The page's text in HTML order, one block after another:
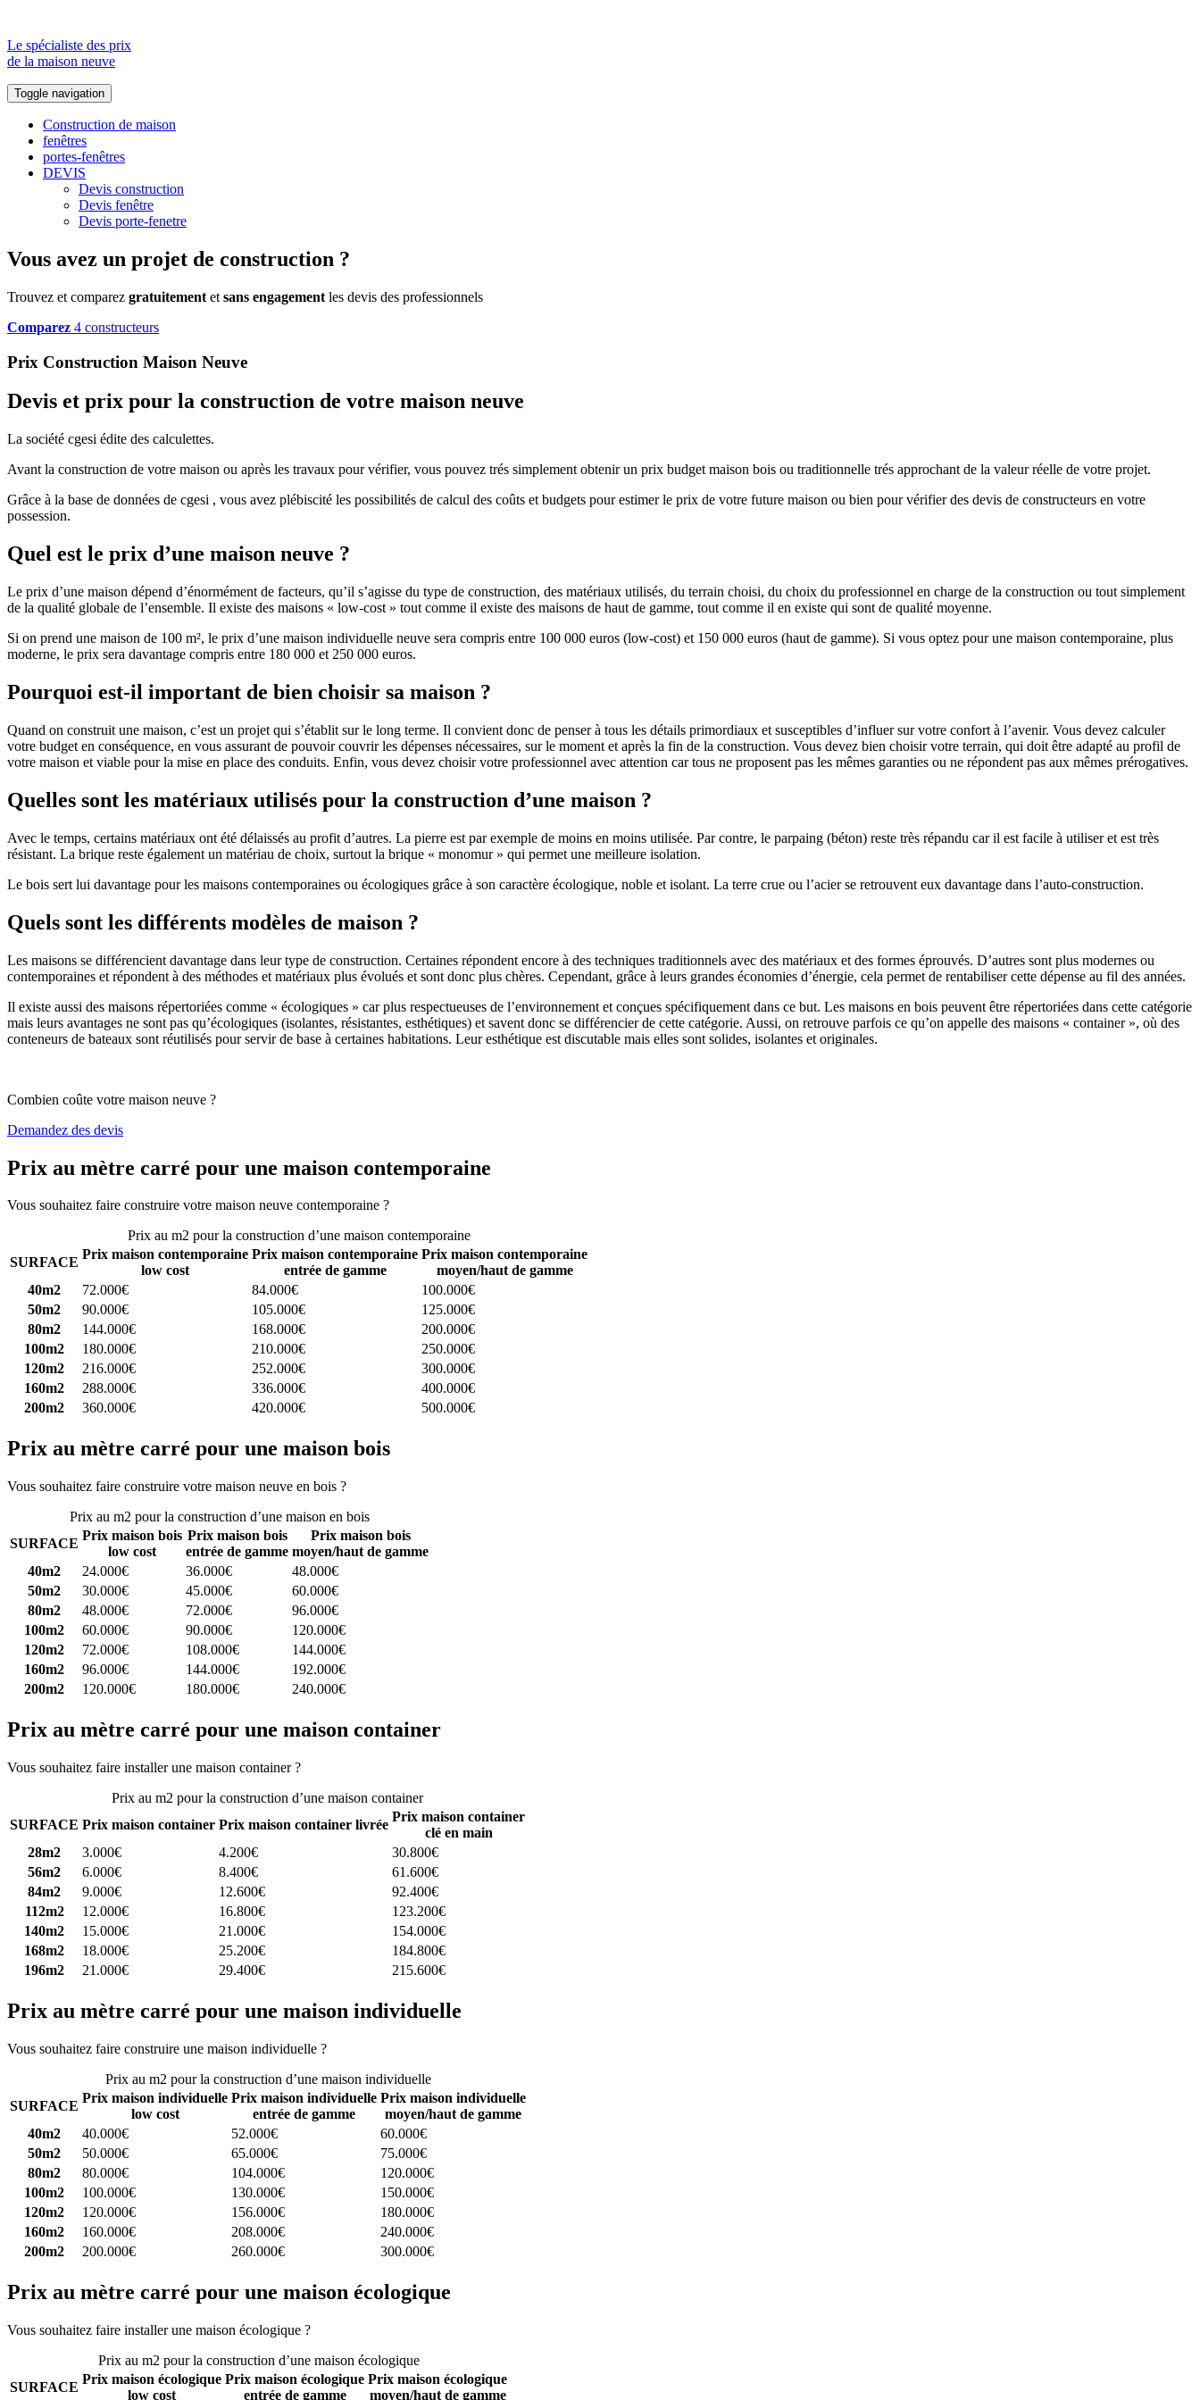
Le spécialiste des prix
de la maison neuve
Toggle navigation
Construction de maison
fenêtres
portes-fenêtres
DEVIS
Devis construction
Devis fenêtre
Devis porte-fenetre
Vous avez un projet de construction ?
Trouvez et comparez gratuitement et sans engagement les devis des professionnels
Comparez 4 constructeurs
Prix Construction Maison Neuve
Devis et prix pour la construction de votre maison neuve
La société cgesi édite des calculettes.
Avant la construction de votre maison ou après les travaux pour vérifier, vous pouvez trés simplement obtenir un prix budget maison bois ou traditionnelle trés approchant de la valeur réelle de votre projet.
Grâce à la base de données de cgesi , vous avez plébiscité les possibilités de calcul des coûts et budgets pour estimer le prix de votre future maison ou bien pour vérifier des devis de constructeurs en votre
possession.
Quel est le prix d’une maison neuve ?
Le prix d’une maison dépend d’énormément de facteurs, qu’il s’agisse du type de construction, des matériaux utilisés, du terrain choisi, du choix du professionnel en charge de la construction ou tout simplement
de la qualité globale de l’ensemble. Il existe des maisons « low-cost » tout comme il existe des maisons de haut de gamme, tout comme il en existe qui sont de qualité moyenne.
Si on prend une maison de 100 m², le prix d’une maison individuelle neuve sera compris entre 100 000 euros (low-cost) et 150 000 euros (haut de gamme). Si vous optez pour une maison contemporaine, plus
moderne, le prix sera davantage compris entre 180 000 et 250 000 euros.
Pourquoi est-il important de bien choisir sa maison ?
Quand on construit une maison, c’est un projet qui s’établit sur le long terme. Il convient donc de penser à tous les détails primordiaux et susceptibles d’influer sur votre confort à l’avenir. Vous devez calculer
votre budget en conséquence, en vous assurant de pouvoir couvrir les dépenses nécessaires, sur le moment et après la fin de la construction. Vous devez bien choisir votre terrain, qui doit être adapté au profil de
votre maison et viable pour la mise en place des conduits. Enfin, vous devez choisir votre professionnel avec attention car tous ne proposent pas les mêmes garanties ou ne répondent pas aux mêmes prérogatives.
Quelles sont les matériaux utilisés pour la construction d’une maison ?
Avec le temps, certains matériaux ont été délaissés au profit d’autres. La pierre est par exemple de moins en moins utilisée. Par contre, le parpaing (béton) reste très répandu car il est facile à utiliser et est très
résistant. La brique reste également un matériau de choix, surtout la brique « monomur » qui permet une meilleure isolation.
Le bois sert lui davantage pour les maisons contemporaines ou écologiques grâce à son caractère écologique, noble et isolant. La terre crue ou l’acier se retrouvent eux davantage dans l’auto-construction.
Quels sont les différents modèles de maison ?
Les maisons se différencient davantage dans leur type de construction. Certaines répondent encore à des techniques traditionnels avec des matériaux et des formes éprouvés. D’autres sont plus modernes ou
contemporaines et répondent à des méthodes et matériaux plus évolués et sont donc plus chères. Cependant, grâce à leurs grandes économies d’énergie, cela permet de rentabiliser cette dépense au fil des années.
Il existe aussi des maisons répertoriées comme « écologiques » car plus respectueuses de l’environnement et conçues spécifiquement dans ce but. Les maisons en bois peuvent être répertoriées dans cette catégorie
mais leurs avantages ne sont pas qu’écologiques (isolantes, résistantes, esthétiques) et savent donc se différencier de cette catégorie. Aussi, on retrouve parfois ce qu’on appelle des maisons « container », où des
conteneurs de bateaux sont réutilisés pour servir de base à certaines habitations. Leur esthétique est discutable mais elles sont solides, isolantes et originales.
Combien coûte votre maison neuve ?
Demandez des devis
Prix au mètre carré pour une maison contemporaine
Vous souhaitez faire construire votre maison neuve contemporaine ?
Prix au m2 pour la construction d’une maison contemporaine
SURFACE
Prix maison contemporaine
low cost
Prix maison contemporaine
entrée de gamme
Prix maison contemporaine
moyen/haut de gamme
40m2
72.000€ 84.000€
100.000€
50m2
90.000€ 105.000€
125.000€
80m2
144.000€ 168.000€
200.000€
100m2
180.000€ 210.000€
250.000€
120m2
216.000€ 252.000€
300.000€
160m2
288.000€ 336.000€
400.000€
200m2
360.000€ 420.000€ 500.000€
Prix au mètre carré pour une maison bois
Vous souhaitez faire construire votre maison neuve en bois ?
Prix au m2 pour la construction d’une maison en bois
SURFACE
Prix maison bois
low cost
Prix maison bois
entrée de gamme
Prix maison bois
moyen/haut de gamme
40m2
24.000€ 36.000€
48.000€
50m2
30.000€ 45.000€
60.000€
80m2
48.000€ 72.000€
96.000€
100m2
60.000€ 90.000€
120.000€
120m2
72.000€ 108.000€
144.000€
160m2
96.000€ 144.000€
192.000€
200m2
120.000€ 180.000€ 240.000€
Prix au mètre carré pour une maison container
Vous souhaitez faire installer une maison container ?
Prix au m2 pour la construction d’une maison container
SURFACE Prix maison container Prix maison container livrée
Prix maison container
clé en main
28m2
3.000€ 4.200€
30.800€
56m2
6.000€ 8.400€
61.600€
84m2
9.000€ 12.600€
92.400€
112m2
12.000€ 16.800€
123.200€
140m2
15.000€ 21.000€
154.000€
168m2
18.000€ 25.200€
184.800€
196m2
21.000€ 29.400€ 215.600€
Prix au mètre carré pour une maison individuelle
Vous souhaitez faire construire une maison individuelle ?
Prix au m2 pour la construction d’une maison individuelle
SURFACE
Prix maison individuelle
low cost
Prix maison individuelle
entrée de gamme
Prix maison individuelle
moyen/haut de gamme
40m2
40.000€ 52.000€
60.000€
50m2
50.000€ 65.000€
75.000€
80m2
80.000€ 104.000€
120.000€
100m2
100.000€ 130.000€
150.000€
120m2
120.000€ 156.000€
180.000€
160m2
160.000€ 208.000€
240.000€
200m2
200.000€ 260.000€ 300.000€
Prix au mètre carré pour une maison écologique
Vous souhaitez faire installer une maison écologique ?
Prix au m2 pour la construction d’une maison écologique
SURFACE
Prix maison écologique
low cost
Prix maison écologique
entrée de gamme
Prix maison écologique
moyen/haut de gamme